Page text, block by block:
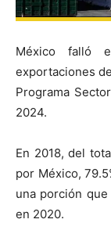
México falló
exportaciones
Programa
2024.
En 2018, del
por México,
una porción que
en 2020.